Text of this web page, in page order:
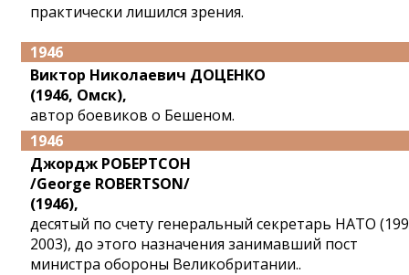
практически лишился зрения.
1946
Виктор Николаевич ДОЦЕНКО
(1946, Омск),
автор боевиков о Бешеном.
1946
Джордж РОБЕРТСОН
/George ROBERTSON/
(1946),
десятый по счету генеральный секретарь НАТО
2003), до этого назначения занимавший пост
министра обороны Великобритании..